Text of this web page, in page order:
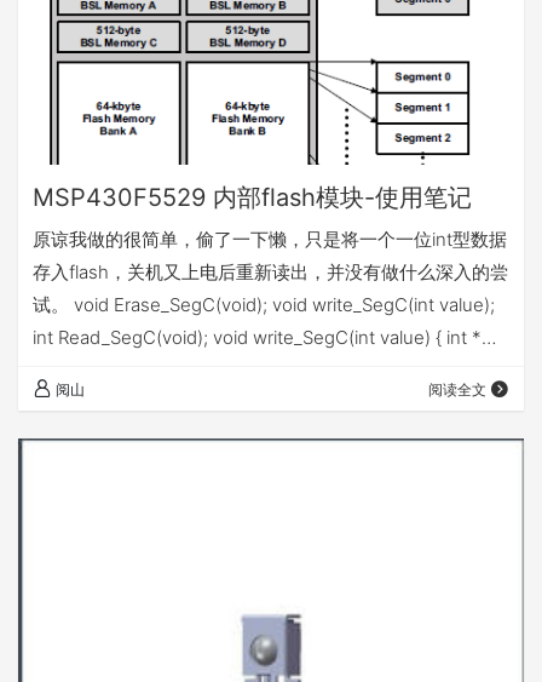
MSP430F5529 内部flash模块-使用笔记
原谅我做的很简单，偷了一下懒，只是将一个一位int型数据
存入flash，关机又上电后重新读出，并没有做什么深入的尝
试。 void Erase_SegC(void); void write_SegC(int value);
int Read_SegC(void); void write_SegC(int value) { int *
0x1880; FCTL3 = FWKEY; // Clear Lo…
阅山 阅读全文